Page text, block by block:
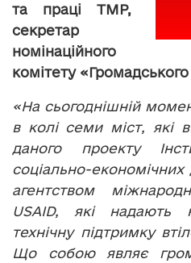
та праці ТМР,
секретар
номінаційного
комітету
«На сьогоднішній
в колі семи міст, які
даного проекту
соціально-
агентством
USAID, які надають
технічну підтримку
Що собою являє